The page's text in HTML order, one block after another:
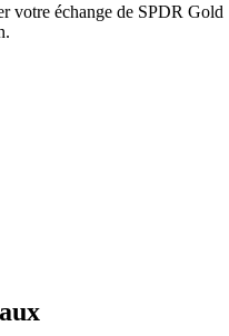
votre échange de SPDR Gold